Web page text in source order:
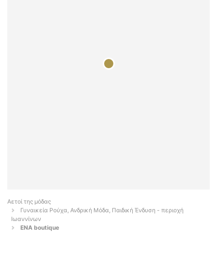
Αετοί της μόδας
Γυναικεία Ρούχα, Ανδρική Μόδα, Παιδική Ένδυση - περιοχή
Ιωαννίνων
ENA boutique